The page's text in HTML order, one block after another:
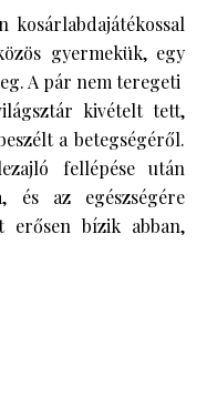
kosárlabdajátékossal
gyermekük, egy
A pár nem teregeti
kivételt tett,
a betegségéről.
fellépése után
és az egészségére
erősen bízik abban,